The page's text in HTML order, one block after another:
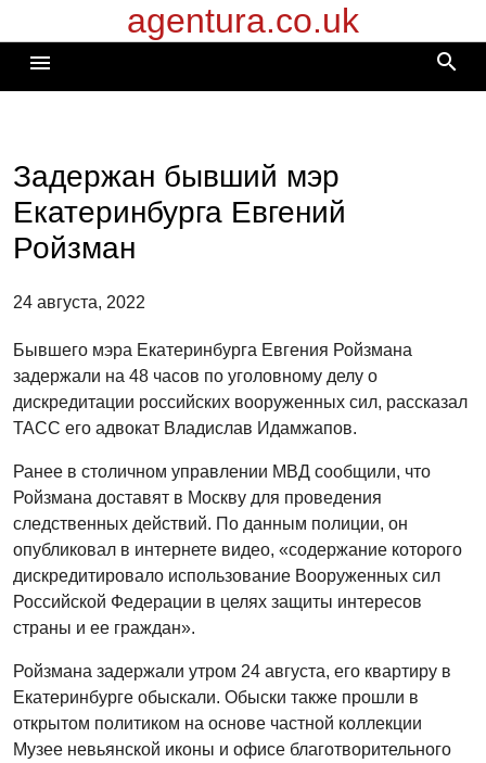
к
содержимому
agentura.co.uk
menu search
Задержан бывший мэр
Екатеринбурга Евгений
Ройзман
24 августа, 2022
Бывшего мэра Екатеринбурга Евгения Ройзмана
задержали на 48 часов по уголовному делу о
дискредитации российских вооруженных сил, рассказал
ТАСС его адвокат Владислав Идамжапов.
Ранее в столичном управлении МВД сообщили, что
Ройзмана доставят в Москву для проведения
следственных действий. По данным полиции, он
опубликовал в интернете видео, «содержание которого
дискредитировало использование Вооруженных сил
Российской Федерации в целях защиты интересов
страны и ее граждан».
Ройзмана задержали утром 24 августа, его квартиру в
Екатеринбурге обыскали. Обыски также прошли в
открытом политиком на основе частной коллекции
Музее невьянской иконы и офисе благотворительного